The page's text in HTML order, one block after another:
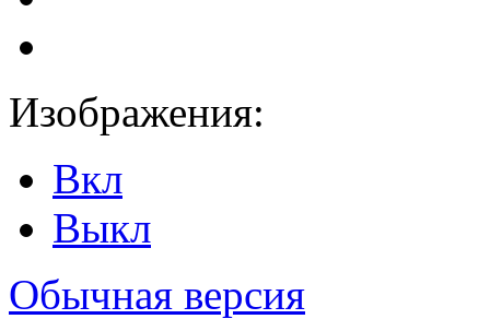
Изображения:
Вкл
Выкл
Обычная версия